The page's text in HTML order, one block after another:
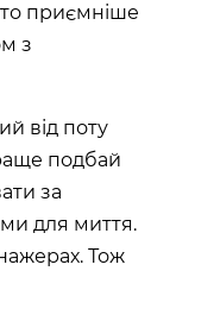
приємніше
з
від поту
подбай
за
для миття.
Тож